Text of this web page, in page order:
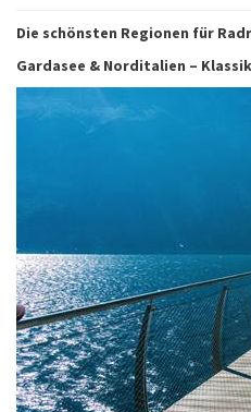
Die schönsten Regionen für
Gardasee & Norditalien –